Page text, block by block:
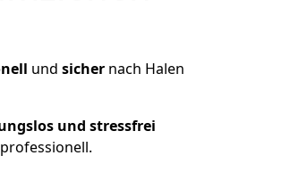
und sicher nach Halen
und stressfrei